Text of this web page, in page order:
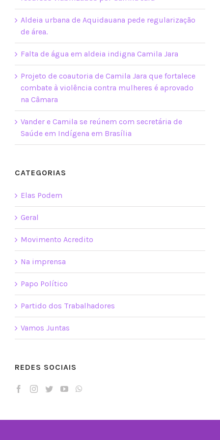
Aldeia urbana de Aquidauana pede regularização
de área.
Falta de água em aldeia indigna Camila Jara
Projeto de coautoria de Camila Jara que fortalece
combate à violência contra mulheres é aprovado
na Câmara
Vander e Camila se reúnem com secretária de
Saúde em Indígena em Brasília
CATEGORIAS
Elas Podem
Geral
Movimento Acredito
Na imprensa
Papo Político
Partido dos Trabalhadores
Vamos Juntas
REDES SOCIAIS